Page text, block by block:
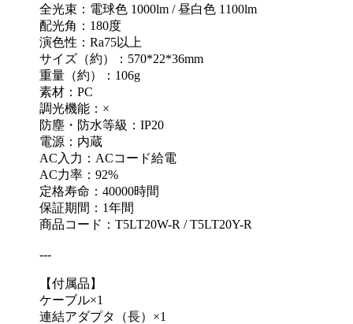
全光束：電球色 1000lm / 昼白色 1100lm
配光角：180度
演色性：Ra75以上
サイズ（約）：570*22*36mm
重量（約）：106g
素材：PC
調光機能：×
防塵・防水等級：IP20
電源：内蔵
AC入力：ACコード給電
AC力率：92%
定格寿命：40000時間
保証期間：1年間
商品コード：T5LT20W-R / T5LT20Y-R
---
【付属品】
ケーブル×1
連結アダプタ（長）×1